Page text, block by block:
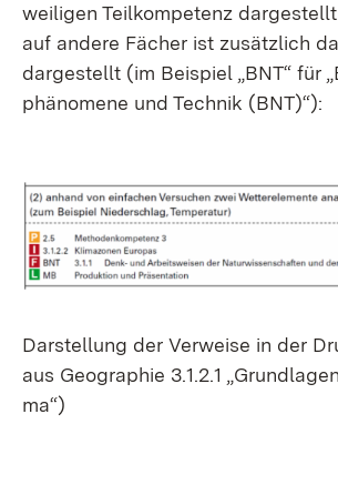
wei­li­gen Teil­kom­pe­tenz
auf an­de­re Fä­cher ist zu­sätz­lich
dar­ge­stellt (im Bei­spiel „BNT“ für
phä­no­me­ne und Tech­nik (BNT)“):
Dar­stel­lung der Ver­wei­se in der
aus Geo­gra­phie 3.1.2.1
ma“)